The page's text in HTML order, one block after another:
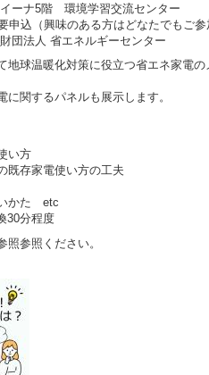
ーナ5階 環境学習交流センター
込（興味のある方はどなたでもご参
団法人 省エネルギーセンター
地球温暖化対策に役立つ省エネ家電
に関するパネルも展示します。
い方
既存家電使い方の工夫
いかた etc
30分程度
参照ください。